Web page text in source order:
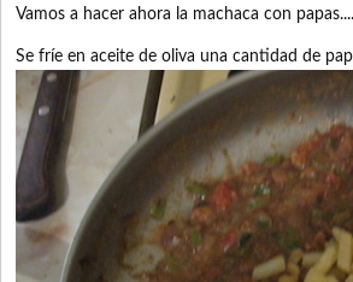
Vamos a hacer ahora la machaca con papas....
Se fríe en aceite de oliva una cantidad de